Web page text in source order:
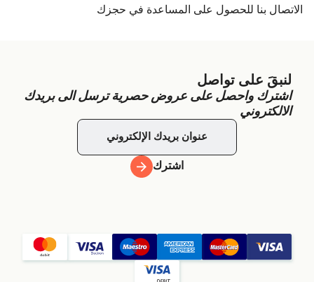
الاتصال بنا للحصول على المساعدة في حجزك
لنبقَ على تواصل
اشترك واحصل على عروض حصرية ترسل الى بريدك
الالكتروني
اشترك